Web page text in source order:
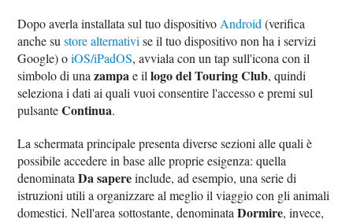
Dopo averla installata sul tuo dispositivo Android (verifica
anche sustore alternativi se il tuo dispositivo non ha i servizi
Google) oiOS/iPadOS, avviala con un tap sull'icona con il
simbolo di unazampae illogo del Touring Club, quindi
seleziona i dati ai quali vuoi consentire l'accesso e premi sul
pulsanteContinua.
La schermata principale presenta diverse sezioni alle quali è
possibile accedere in base alle proprie esigenza: quella
denominataDa sapereinclude, ad esempio, una serie di
istruzioni utili a organizzare al meglio il viaggio con gli animali
domestici. Nell'area sottostante, denominataDormire, invece,